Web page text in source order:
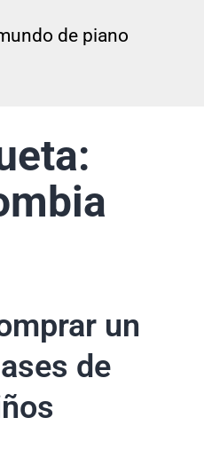
un
de
de piano